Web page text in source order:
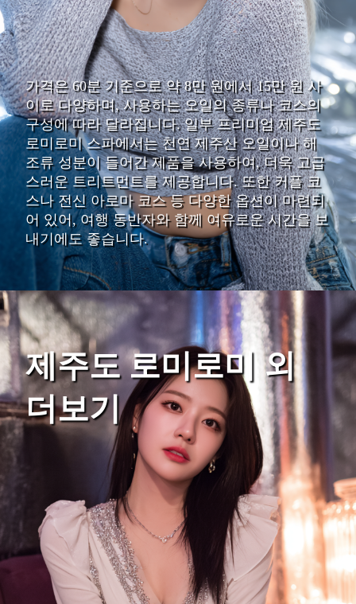
가격은 60분 기준으로 약 8만 원에서 15만 원 사
이로 다양하며, 사용하는 오일의 종류나 코스의
구성에 따라 달라집니다. 일부 프리미엄 제주도
로미로미 스파에서는 천연 제주산 오일이나 해
조류 성분이 들어간 제품을 사용하여, 더욱 고급
스러운 트리트먼트를 제공합니다. 또한 커플 코
스나 전신 아로마 코스 등 다양한 옵션이 마련되
어 있어, 여행 동반자와 함께 여유로운 시간을 보
내기에도 좋습니다.
제주도 로미로미 외
더보기